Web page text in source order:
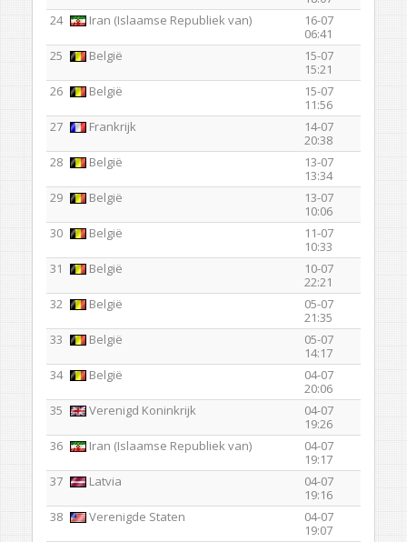
24
Iran (Islaamse Republiek van)
16-07
06:41
25
België
15-07
15:21
26
België
15-07
11:56
27
Frankrijk
14-07
20:38
28
België
13-07
13:34
29
België
13-07
10:06
30
België
11-07
10:33
31
België
10-07
22:21
32
België
05-07
21:35
33
België
05-07
14:17
34
België
04-07
20:06
35
Verenigd Koninkrijk
04-07
19:26
36
Iran (Islaamse Republiek van)
04-07
19:17
37
Latvia
04-07
19:16
38
Verenigde Staten
04-07
19:07